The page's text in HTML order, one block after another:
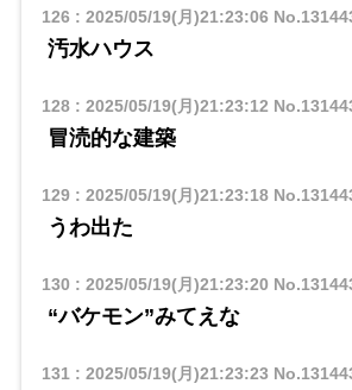
126 : 2025/05/19(月)21:23:06
汚水ハウス
128: 2025/05/19(月)21:23:12
冒涜的な建築
129: 2025/05/19(月)21:23:18
うわ出た
130 : 2025/05/19(月)21:23:20
“バケモン”みてえな
131 : 2025/05/19(月)21:23:23